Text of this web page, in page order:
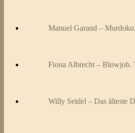
Manuel Garand –
Fiona Albrecht – Blowjob.
Willy Seidel – Das älteste